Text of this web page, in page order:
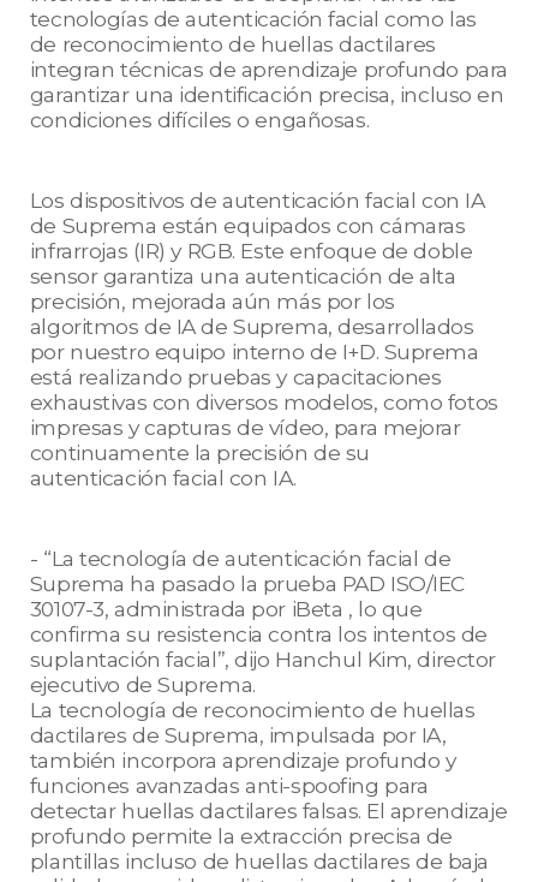
tecnologías de autenticación facial como las
de reconocimiento de huellas dactilares
integran técnicas de aprendizaje profundo para
garantizar una identificación precisa, incluso en
condiciones difíciles o engañosas.
Los dispositivos de autenticación facial con IA
de Suprema están equipados con cámaras
infrarrojas (IR) y RGB. Este enfoque de doble
sensor garantiza una autenticación de alta
precisión, mejorada aún más por los
algoritmos de IA de Suprema, desarrollados
por nuestro equipo interno de I+D. Suprema
está realizando pruebas y capacitaciones
exhaustivas con diversos modelos, como fotos
impresas y capturas de vídeo, para mejorar
continuamente la precisión de su
autenticación facial con IA.
- “La tecnología de autenticación facial de
Suprema ha pasado la prueba PAD ISO/IEC
30107-3, administrada por iBeta , lo que
confirma su resistencia contra los intentos de
suplantación facial”, dijo Hanchul Kim, director
ejecutivo de Suprema.
La tecnología de reconocimiento de huellas
dactilares de Suprema, impulsada por IA,
también incorpora aprendizaje profundo y
funciones avanzadas anti-spoofing para
detectar huellas dactilares falsas. El aprendizaje
profundo permite la extracción precisa de
plantillas incluso de huellas dactilares de baja